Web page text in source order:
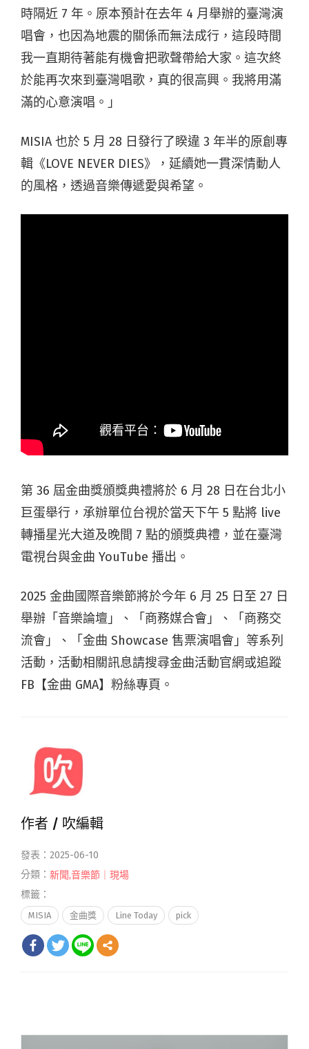
時隔近 7 年。原本預計在去年 4 月舉辦的臺灣演
唱會，也因為地震的關係而無法成行，這段時間
我一直期待著能有機會把歌聲帶給大家。這次終
於能再次來到臺灣唱歌，真的很高興。我將用滿
滿的心意演唱。」
MISIA 也於 5 月 28 日發行了睽違 3 年半的原創專
輯《LOVE NEVER DIES》，延續她一貫深情動人
的風格，透過音樂傳遞愛與希望。
第 36 屆金曲獎頒獎典禮將於 6 月 28 日在台北小
巨蛋舉行，承辦單位台視於當天下午 5 點將 live
轉播星光大道及晚間 7 點的頒獎典禮，並在臺灣
電視台與金曲 YouTube 播出。
2025 金曲國際音樂節將於今年 6 月 25 日至 27 日
舉辦「音樂論壇」、「商務媒合會」、「商務交
流會」、「金曲 Showcase 售票演唱會」等系列
活動，活動相關訊息請搜尋金曲活動官網或追蹤
FB【金曲 GMA】粉絲專頁。
作者 / 吹編輯
發表：2025-06-10
分類： 新聞,音樂節｜現場
標籤：
MISIA 金曲獎 Line Today pick